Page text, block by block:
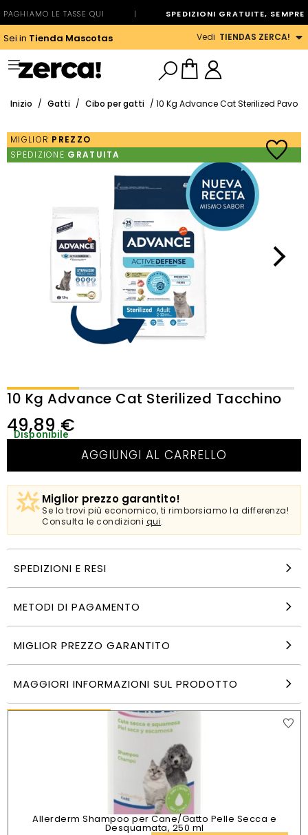
PAGHIAMO LE TASSE QUI | SPEDIZIONI GRATUITE, SEMPRE
Sei in Tienda Mascotas Vedi TIENDAS ZERCA!
Inizio / Gatti / Cibo per gatti / 10 Kg Advance Cat Sterilized Pavo
MIGLIOR PREZZO
SPEDIZIONE GRATUITA
10 Kg Advance Cat Sterilized Tacchino
49,89€
Disponibile
AGGIUNGI AL CARRELLO
Miglior prezzo garantito!
Se lo trovi più economico, ti rimborsiamo la differenza!
Consulta le condizioni qui.
SPEDIZIONI E RESI
METODI DI PAGAMENTO
MIGLIOR PREZZO GARANTITO
MAGGIORI INFORMAZIONI SUL PRODOTTO
49,89€
AGGIUNGI
PRODOTTI SIMILI
Allerderm Shampoo per Cane/Gatto Pelle Secca e
Desquamata, 250 ml